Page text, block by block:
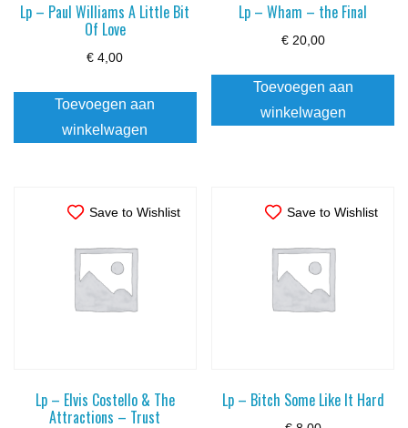
Lp – Paul Williams A Little Bit
Of Love
€ 4,00
Toevoegen aan
winkelwagen
Lp – Wham – the Final
€20,00
Toevoegen aan
winkelwagen
Save to Wishlist
Lp – Elvis Costello & The
Attractions – Trust
Save to Wishlist
Lp – Bitch Some Like It Hard